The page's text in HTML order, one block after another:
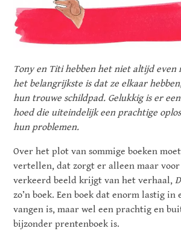
Tony en Titi hebben het niet altijd even
het belangrijkste is dat ze elkaar
hun trouwe schildpad. Gelukkig is er
hoed die uiteindelijk een prachtige
hun problemen.
Over het plot van sommige boeken
vertellen, dat zorgt er alleen maar voor
verkeerd beeld krijgt van het verhaal,
zo’n boek. Een boek dat enorm lastig in
vangen is, maar wel een prachtig en
bijzonder prentenboek is.